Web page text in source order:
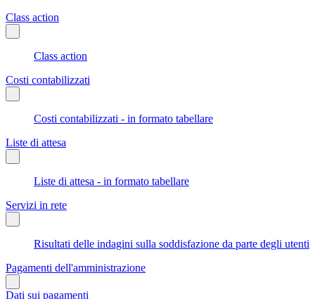
Class action
Class action
Costi contabilizzati
Costi contabilizzati - in formato tabellare
Liste di attesa
Liste di attesa - in formato tabellare
Servizi in rete
Risultati delle indagini sulla soddisfazione da parte degli utenti
Pagamenti dell'amministrazione
Dati sui pagamenti